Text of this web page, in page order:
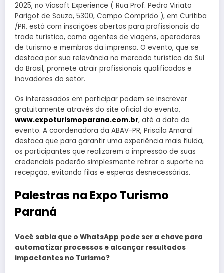
2025, no Viasoft Experience ( Rua Prof. Pedro Viriato
Parigot de Souza, 5300, Campo Comprido ), em Curitiba
/PR, está com inscrições abertas para profissionais do
trade turístico, como agentes de viagens, operadores
de turismo e membros da imprensa. O evento, que se
destaca por sua relevância no mercado turístico do Sul
do Brasil, promete atrair profissionais qualificados e
inovadores do setor.
Os interessados em participar podem se inscrever
gratuitamente através do site oficial do evento,
www.expoturismoparana.com.br, até a data do
evento. A coordenadora da ABAV-PR, Priscila Amaral
destaca que para garantir uma experiência mais fluida,
os participantes que realizarem a impressão de suas
credenciais poderão simplesmente retirar o suporte na
recepção, evitando filas e esperas desnecessárias.
Palestras na Expo Turismo
Paraná
Você sabia que o WhatsApp pode ser a chave para
automatizar processos e alcançar resultados
impactantes no Turismo?